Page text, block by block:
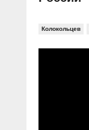
Колокольцев